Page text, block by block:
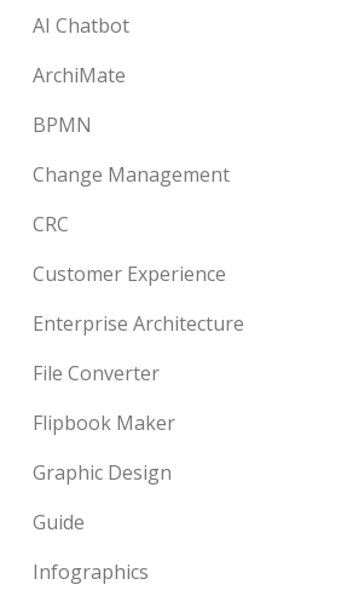
AI Chatbot
ArchiMate
BPMN
Change Management
CRC
Customer Experience
Enterprise Architecture
File Converter
Flipbook Maker
Graphic Design
Guide
Infographics